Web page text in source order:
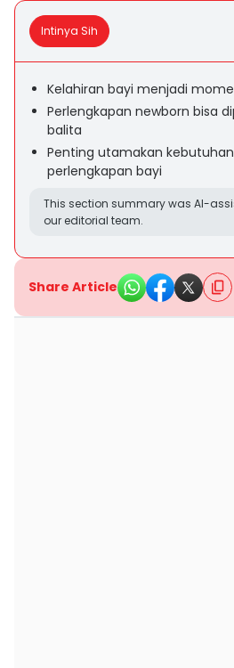
Intinya Sih
Kelahiran bayi menjadi
Perlengkapan newborn bisa
balita
Penting utamakan
perlengkapan bayi
This section summary was AI-
our editorial team.
Share Article